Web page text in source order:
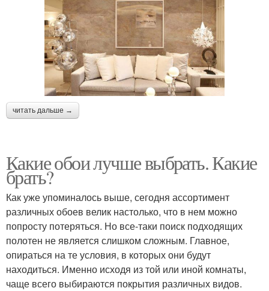
читать дальше →
Какие обои лучше выбрать. Какие
брать?
Как уже упоминалось выше, сегодня ассортимент
различных обоев велик настолько, что в нем можно
попросту потеряться. Но все-таки поиск подходящих
полотен не является слишком сложным. Главное,
опираться на те условия, в которых они будут
находиться. Именно исходя из той или иной комнаты,
чаще всего выбираются покрытия различных видов.